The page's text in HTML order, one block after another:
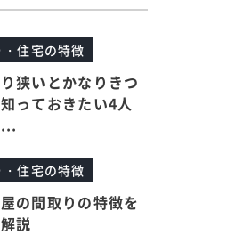
・住宅の特徴
狭いとかなりきつ
っておきたい4人
・住宅の特徴
の間取りの特徴を
説